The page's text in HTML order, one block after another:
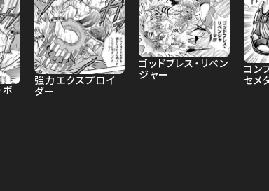
ボ
強力エクスプロイ
ダー
ゴッドブレス・リベン
ジャー
コン
セメ